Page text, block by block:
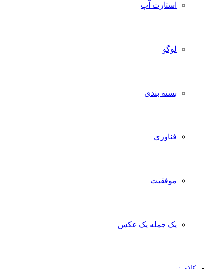
استارت آپ
بسته بندی
فناوری
موفقیت
یک جمله یک عکس